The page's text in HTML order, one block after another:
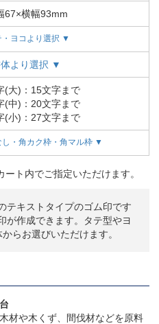
67×横幅93mm
・ヨコより選択 ▼
より選択 ▼
(大)：15文字まで
(中)：20文字まで
(小)：27文字まで
し・角カク枠・角マル枠 ▼
ト内でご指定いただけます。
テキストタイプのゴム印です
が作成できます。タテ型やヨ
らお選びいただけます。
材や木くず、間伐材などを原料